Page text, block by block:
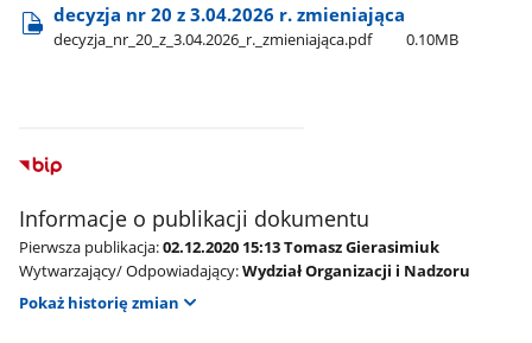
decyzja nr 20 z 3.04.2026 r. zmieniająca
decyzja​_nr​_20​_z​_3.04.2026​_r.​_zmieniająca.pdf 0.10MB
Informacje o publikacji dokumentu
Pierwsza publikacja:02.12.2020 15:13 Tomasz Gierasimiuk
Wytwarzający/ Odpowiadający:Wydział Organizacji i Nadzoru
Pokaż historię zmian